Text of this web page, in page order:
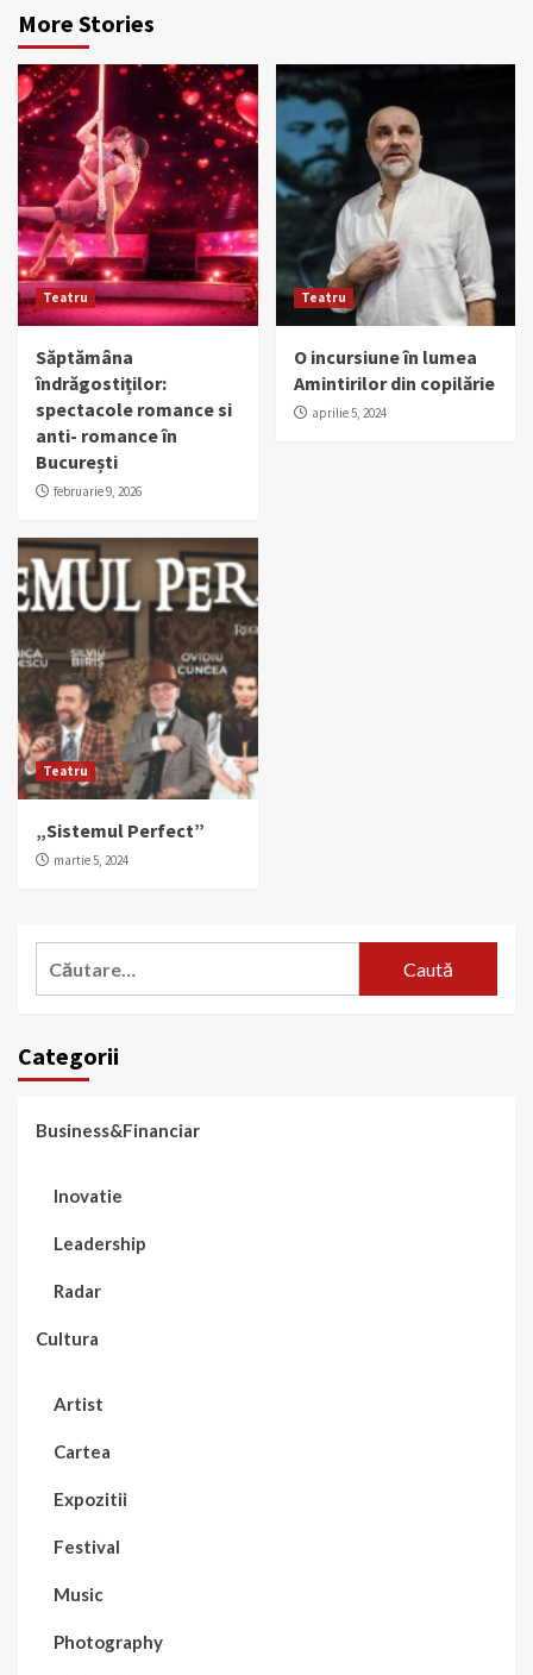
More Stories
Teatru
Săptămâna
îndrăgostiților:
spectacole romance si
anti- romance în
București
februarie 9, 2026
Teatru
O incursiune în lumea
Amintirilor din copilărie
aprilie 5, 2024
Teatru
„Sistemul Perfect”
martie 5, 2024
Categorii
Business&Financiar
Inovatie
Leadership
Radar
Cultura
Artist
Cartea
Expozitii
Festival
Music
Photography